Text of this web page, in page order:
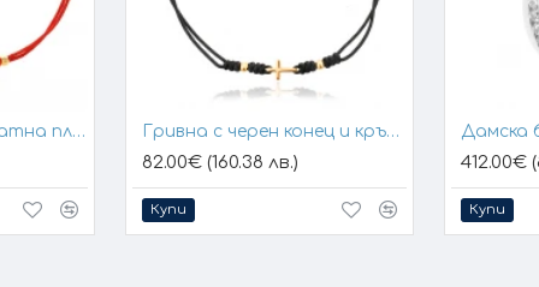
Гривна с конец и златна плочка за гравиране Гривна с черен конец и кръстче
82.00€ (160.38 лв.)
Купи
Дамска
412.00€
Купи